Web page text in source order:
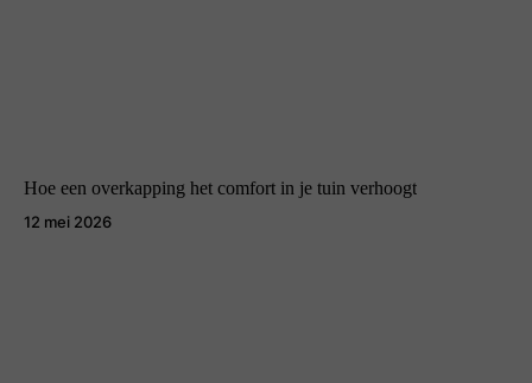
Hoe een overkapping het comfort in je tuin verhoogt
12 mei 2026